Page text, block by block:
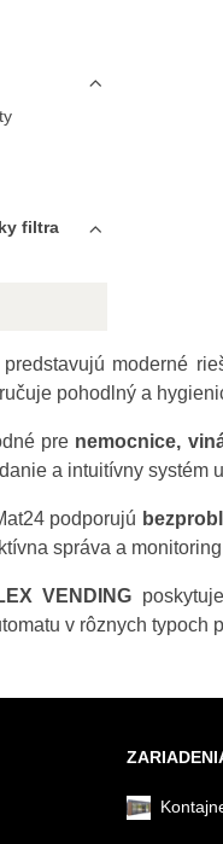
filtra
predstavujú moderné
pohodlný a
pre nemocnice,
a intuitívny systém
podporujú
správa a
VENDING
v rôznych typoch